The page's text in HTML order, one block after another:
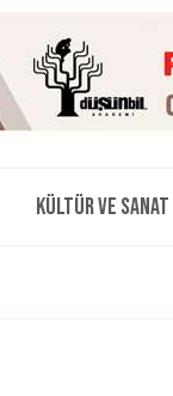
Kültür ve Sanat